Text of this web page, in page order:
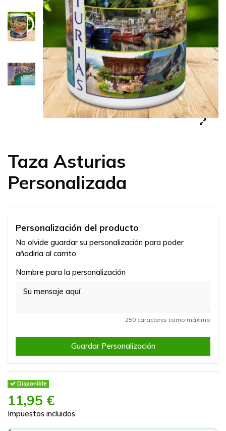
Taza Asturias
Personalizada
Personalización del producto
No olvide guardar su personalización para poder
añadirla al carrito
Nombre para la personalización
250 caracteres como máximo
Guardar Personalización
Disponible
11,95 €
Impuestos incluidos